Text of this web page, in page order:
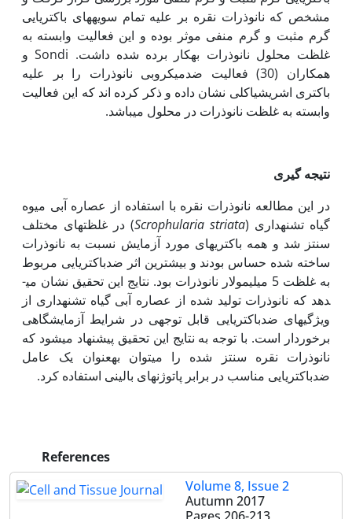
مشخص که نانوذرات نقره بر علیه تمام سویه­های باکتریایی
گرم مثبت و گرم منفی موثر بوده و این فعالیت وابسته به
غلظت محلول نانوذرات به‫کار برده شده داشت. Sondi و
همکاران (30) فعالیت ضدمیکروبی نانوذرات را بر علیه
باکتری­ اشریشیاکلی نشان داده و ذکر کرده اند که این فعالیت
وابسته به غلظت نانوذرات در محلول می­باشد.
نتیجه گیری
در این مطالعه نانوذرات نقره با استفاده از عصاره آبی میوه
گیاه تشنه­داری ( Scrophularia striata
) در غلظت‫های مختلف
سنتز شد و همه باکتری­های مورد آزمایش نسبت به نانوذرات
ساخته شده حساس بودند و بیشترین اثر ضد­باکتریایی مربوط
به غلظت 5 میلی­مولار نانوذرات بود. نتایج این تحقیق نشان می­
دهد که نانوذرات تولید شده از عصاره آبی گیاه تشنه­داری از
ویژگی­های ضد­باکتریایی قابل توجهی در شرایط آزمایشگاهی
برخوردار است. با توجه به نتایج این تحقیق پیشنهاد می‫شود که
نانوذرات نقره سنتز شده را می­توان به‫عنوان یک عامل
ضدباکتریایی مناسب در برابر پاتوژن­های بالینی استفاده کرد.
References
Volume 8, Issue 2
Autumn 2017